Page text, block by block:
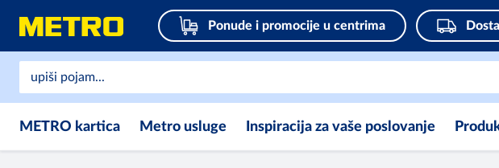
Ponude i promocije u centrima
METRO kartica Metro usluge Inspiracija za vaše poslovanje